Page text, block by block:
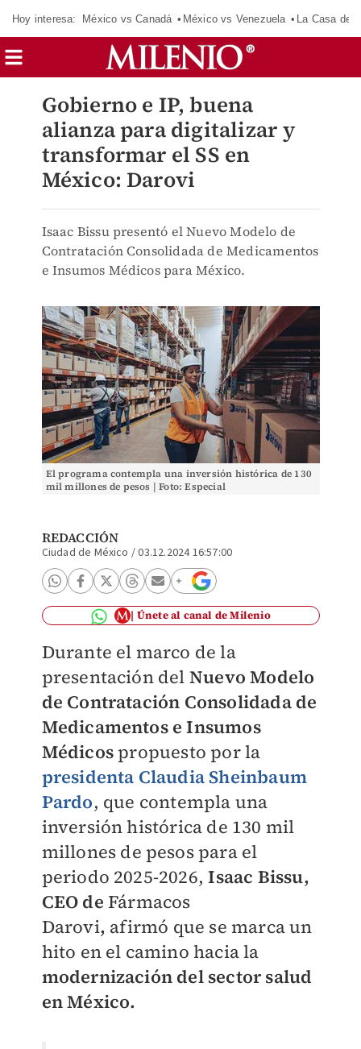
Hoy interesa: México vs Canadá México vs Venezuela La Casa de
Gobierno e IP, buena
alianza para digitalizar y
transformar el SS en
México: Darovi
Isaac Bissu presentó el Nuevo Modelo de
Contratación Consolidada de Medicamentos
e Insumos Médicos para México.
El programa contempla una inversión histórica de 130
mil millones de pesos | Foto: Especial
REDACCIÓN
Ciudad de México /03.12.2024 16:57:00
Únete al canal de Milenio
Durante el marco de la
presentación del Nuevo Modelo
de Contratación Consolidada de
Medicamentos e Insumos
Médicos propuesto por la
presidenta Claudia Sheinbaum
Pardo, que contempla una
inversión histórica de 130 mil
millones de pesos para el
periodo 2025-2026,Isaac Bissu,
CEO de Fármacos
Darovi, afirmó que se marca un
hito en el camino hacia la
modernización del sector salud
en México.